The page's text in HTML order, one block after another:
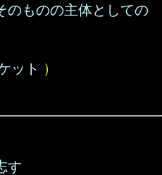
のものの主体としての
ット ）
す